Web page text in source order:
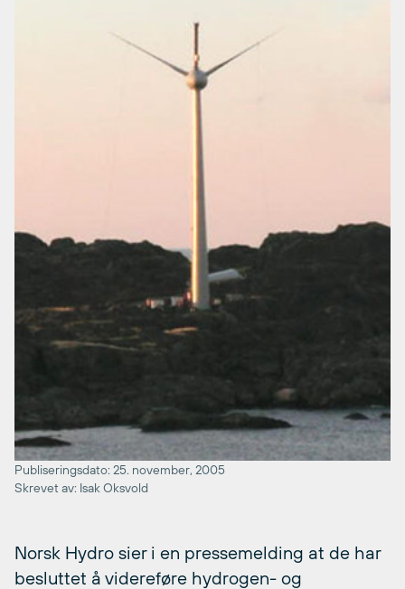
Publiseringsdato: 25. november, 2005
Skrevet av: Isak Oksvold
Norsk Hydro sier i en pressemelding at de har
besluttet å videreføre hydrogen- og